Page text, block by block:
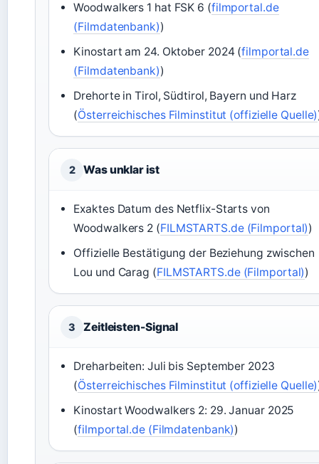
Woodwalkers 1 hat FSK 6 (filmportal.de
(Filmdatenbank))
Kinostart am 24. Oktober 2024 (filmportal.de
(Filmdatenbank))
Drehorte in Tirol, Südtirol, Bayern und Harz
(Österreichisches Filminstitut (offizielle Quelle)
2 Was unklar ist
Exaktes Datum des Netflix-Starts von
Woodwalkers 2 (FILMSTARTS.de (Filmportal))
Offizielle Bestätigung der Beziehung zwischen
Lou und Carag (FILMSTARTS.de (Filmportal))
3 Zeitleisten-Signal
Dreharbeiten: Juli bis September 2023
(Österreichisches Filminstitut (offizielle Quelle)
Kinostart Woodwalkers 2: 29. Januar 2025
(filmportal.de (Filmdatenbank))